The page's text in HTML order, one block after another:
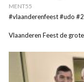
MENT55
#vlaanderenfeest #udo
Vlaanderen Feest de